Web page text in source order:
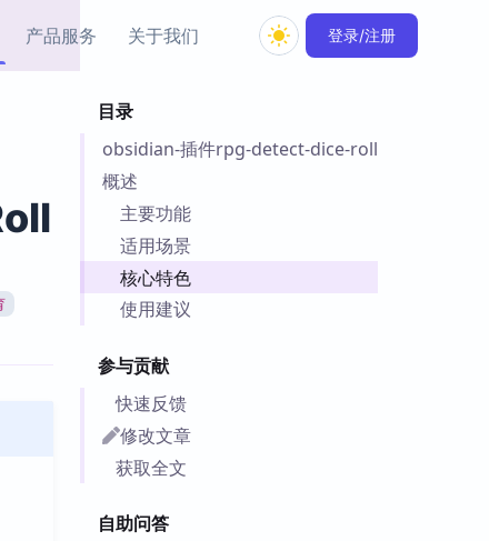
产品服务
思维导图插件
Obsidian 教程
关于我们 登录/注册
目录
obsidian-插件rpg-detect-dice-roll
概述
主要功能
适用场景
核心特色
使用建议
参与贡献
快速反馈
修改文章
获取全文
自助问答